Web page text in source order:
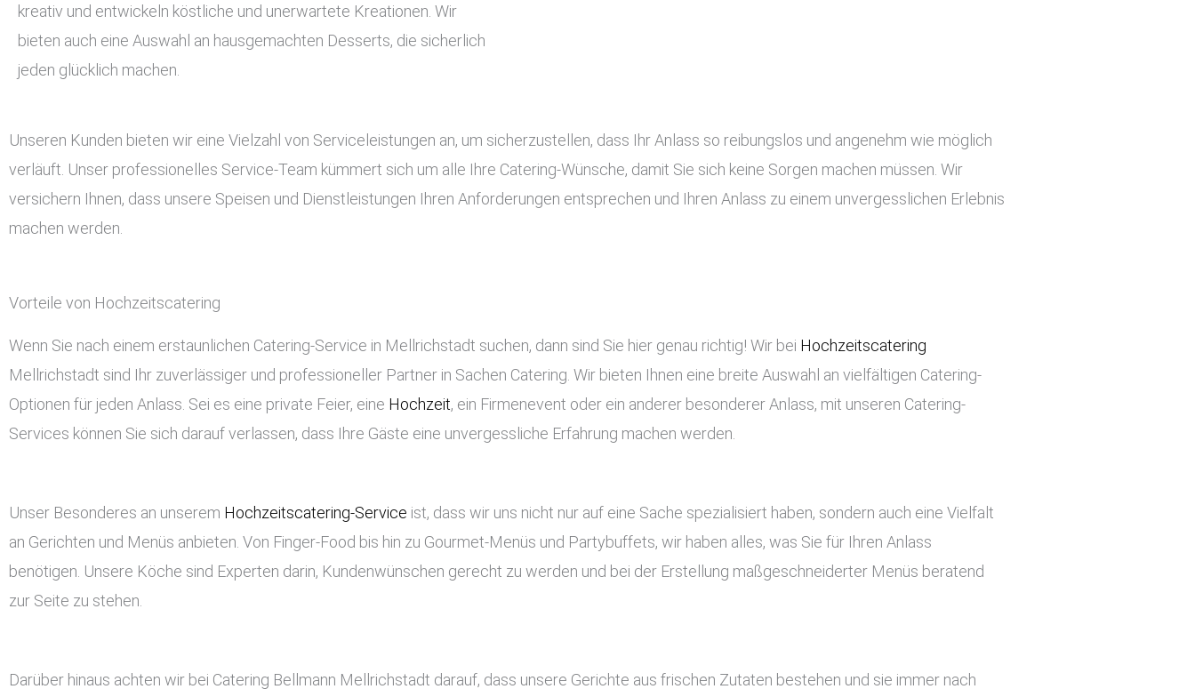
kreativ und entwickeln köstliche und unerwartete Kreationen. Wir
bieten auch eine Auswahl an hausgemachten Desserts, die sicherlich
jeden glücklich machen.
Unseren Kunden bieten wir eine Vielzahl von Serviceleistungen an, um sicherzustellen, dass Ihr Anlass so reibungslos und angenehm wie möglich
verläuft. Unser professionelles Service-Team kümmert sich um alle Ihre Catering-Wünsche, damit Sie sich keine Sorgen machen müssen. Wir
versichern Ihnen, dass unsere Speisen und Dienstleistungen Ihren Anforderungen entsprechen und Ihren Anlass zu einem unvergesslichen Erlebnis
machen werden.
Vorteile von Hochzeitscatering
Wenn Sie nach einem erstaunlichen Catering-Service in Mellrichstadt suchen, dann sind Sie hier genau richtig! Wir bei Hochzeitscatering
Mellrichstadt sind Ihr zuverlässiger und professioneller Partner in Sachen Catering. Wir bieten Ihnen eine breite Auswahl an vielfältigen Catering-
Optionen für jeden Anlass. Sei es eine private Feier, eine Hochzeit, ein Firmenevent oder ein anderer besonderer Anlass, mit unseren Catering-
Services können Sie sich darauf verlassen, dass Ihre Gäste eine unvergessliche Erfahrung machen werden.
Unser Besonderes an unserem Hochzeitscatering-Service ist, dass wir uns nicht nur auf eine Sache spezialisiert haben, sondern auch eine Vielfalt
an Gerichten und Menüs anbieten. Von Finger-Food bis hin zu Gourmet-Menüs und Partybuffets, wir haben alles, was Sie für Ihren Anlass
benötigen. Unsere Köche sind Experten darin, Kundenwünschen gerecht zu werden und bei der Erstellung maßgeschneiderter Menüs beratend
zur Seite zu stehen.
Darüber hinaus achten wir bei Catering Bellmann Mellrichstadt darauf, dass unsere Gerichte aus frischen Zutaten bestehen und sie immer nach